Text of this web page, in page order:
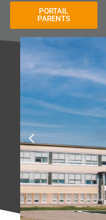
PORTAIL
PARENTS